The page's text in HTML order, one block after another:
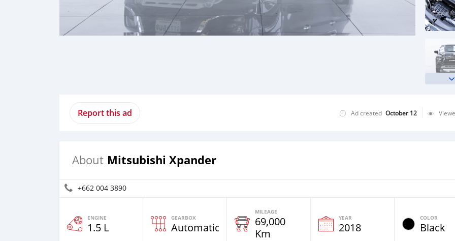
Report this ad Ad created October 12
About Mitsubishi Xpander
+662 004 3890
ENGINE
1.5 L
GEARBOX
Automatic
MILEAGE
69,000
Km
YEAR
2018
COLOR
Black